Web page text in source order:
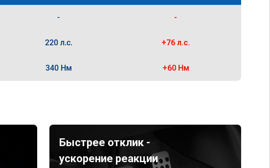
- -
220 л.с. +76 л.с.
340 Нм +60 Нм
Быстрее отклик -
ускорение реакции